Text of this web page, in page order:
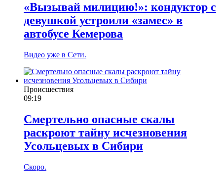
«Вызывай милицию!»: кондуктор с
девушкой устроили «замес» в
автобусе Кемерова
Видео уже в Сети.
Происшествия
09:19
Смертельно опасные скалы
раскроют тайну исчезновения
Усольцевых в Сибири
Скоро.